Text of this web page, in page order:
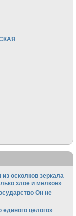
осколков зеркала
злое и мелкое»
Он не
целого»